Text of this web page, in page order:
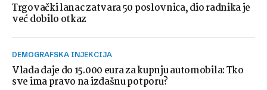
Trgovački lanac zatvara 50 poslovnica, dio radnika je
već dobilo otkaz
DEMOGRAFSKA INJEKCIJA
Vlada daje do 15.000 eura za kupnju automobila: Tko
sve ima pravo na izdašnu potporu?